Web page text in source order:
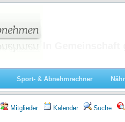
Sport- & Abnehmrechner
Mitglieder Kalender Suche